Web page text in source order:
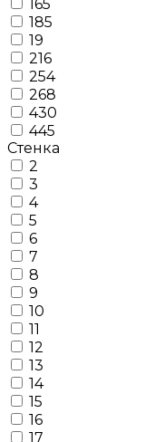
165
185
19
216
254
268
430
445
Стенка
2
3
4
5
6
7
8
9
10
11
12
13
14
15
16
17